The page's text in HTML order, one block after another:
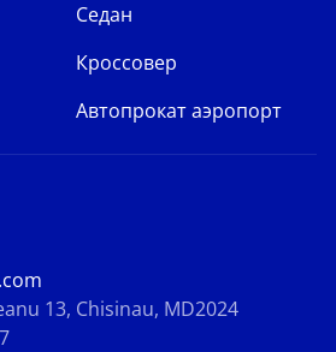
Седан
Кроссовер
Автопрокат аэропорт
13, Chisinau, MD2024